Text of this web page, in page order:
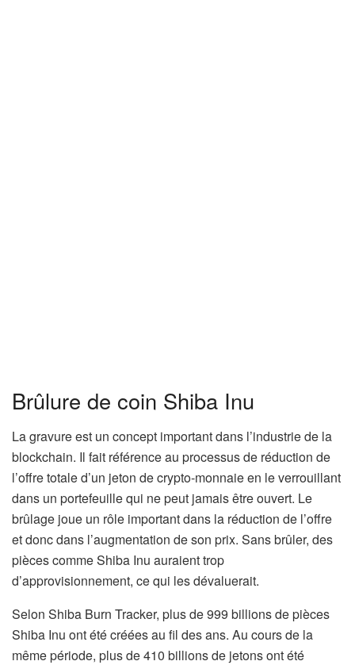
Brûlure de coin Shiba Inu
La gravure est un concept important dans l’industrie de la
blockchain. Il fait référence au processus de réduction de
l’offre totale d’un jeton de crypto-monnaie en le verrouillant
dans un portefeuille qui ne peut jamais être ouvert. Le
brûlage joue un rôle important dans la réduction de l’offre
et donc dans l’augmentation de son prix. Sans brûler, des
pièces comme Shiba Inu auraient trop
d’approvisionnement, ce qui les dévaluerait.
Selon Shiba Burn Tracker, plus de 999 billions de pièces
Shiba Inu ont été créées au fil des ans. Au cours de la
même période, plus de 410 billions de jetons ont été